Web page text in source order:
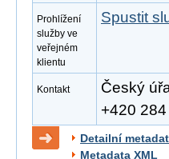
Prohlížení
služby ve
veřejném
klientu
Spustit
Kontakt
Český
+420
Detailní
Metadata XML